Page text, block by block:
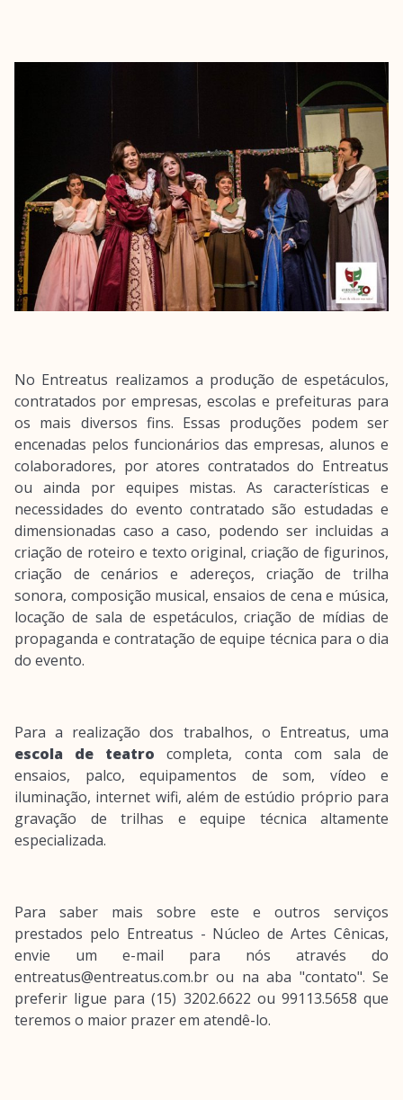
No Entreatus realizamos a produção de espetáculos,
contratados por empresas, escolas e prefeituras para
os mais diversos fins. Essas produções podem ser
encenadas pelos funcionários das empresas, alunos e
colaboradores, por atores contratados do Entreatus
ou ainda por equipes mistas. As características e
necessidades do evento contratado são estudadas e
dimensionadas caso a caso, podendo ser incluidas a
criação de roteiro e texto original, criação de figurinos,
criação de cenários e adereços, criação de trilha
sonora, composição musical, ensaios de cena e música,
locação de sala de espetáculos, criação de mídias de
propaganda e contratação de equipe técnica para o dia
do evento.
Para a realização dos trabalhos, o Entreatus, uma
escola de teatro completa, conta com sala de
ensaios, palco, equipamentos de som, vídeo e
iluminação, internet wifi, além de estúdio próprio para
gravação de trilhas e equipe técnica altamente
especializada.
Para saber mais sobre este e outros serviços
prestados pelo Entreatus - Núcleo de Artes Cênicas,
envie um e-mail para nós através do
entreatus@entreatus.com.br ou na aba "contato". Se
preferir ligue para (15) 3202.6622 ou 99113.5658 que
teremos o maior prazer em atendê-lo.